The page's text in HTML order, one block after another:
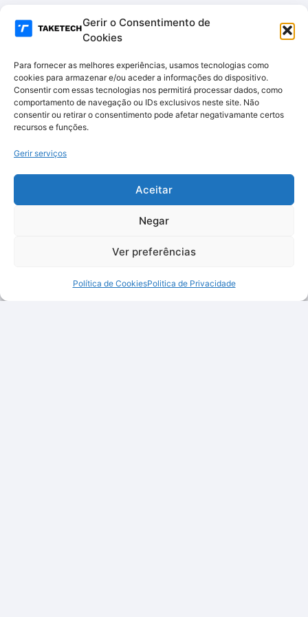
Gerir o Consentimento de
Cookies
Para fornecer as melhores experiências, usamos tecnologias como
cookies para armazenar e/ou aceder a informações do dispositivo.
Consentir com essas tecnologias nos permitirá processar dados, como
comportamento de navegação ou IDs exclusivos neste site. Não
consentir ou retirar o consentimento pode afetar negativamante certos
recursos e funções.
Gerir serviços
Aceitar
Negar
Ver preferências
Política de CookiesPolitica de Privacidade